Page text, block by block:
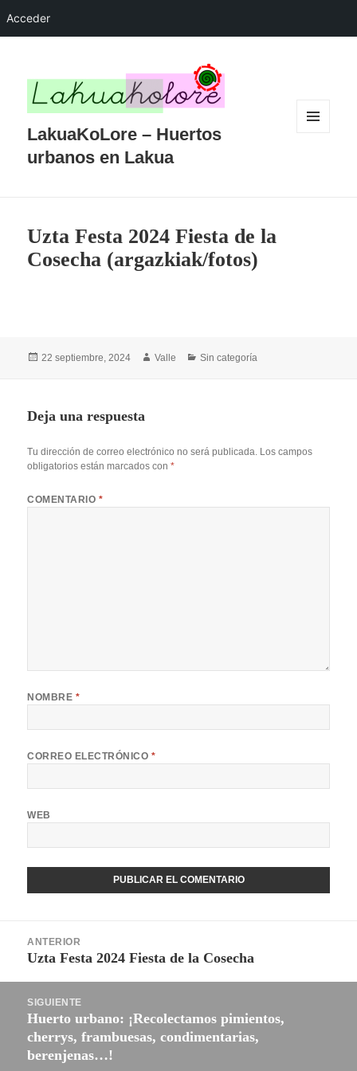
Acceder
LakuaKoLore – Huertos
urbanos en Lakua
Uzta Festa 2024 Fiesta de la
Cosecha (argazkiak/fotos)
Publicado
22 septiembre, 2024 Autor
Valle Categorías
Sin categoría
Deja una respuesta
Tu dirección de correo electrónico no será publicada. Los campos
obligatorios están marcados con*
COMENTARIO *
NOMBRE *
CORREO ELECTRÓNICO *
WEB
ANTERIOR
Entrada
Uzta Festa 2024 Fiesta de la Cosecha
SIGUIENTE
Entrada
siguiente:
Huerto urbano: ¡Recolectamos pimientos,
cherrys, frambuesas, condimentarias,
berenjenas…!